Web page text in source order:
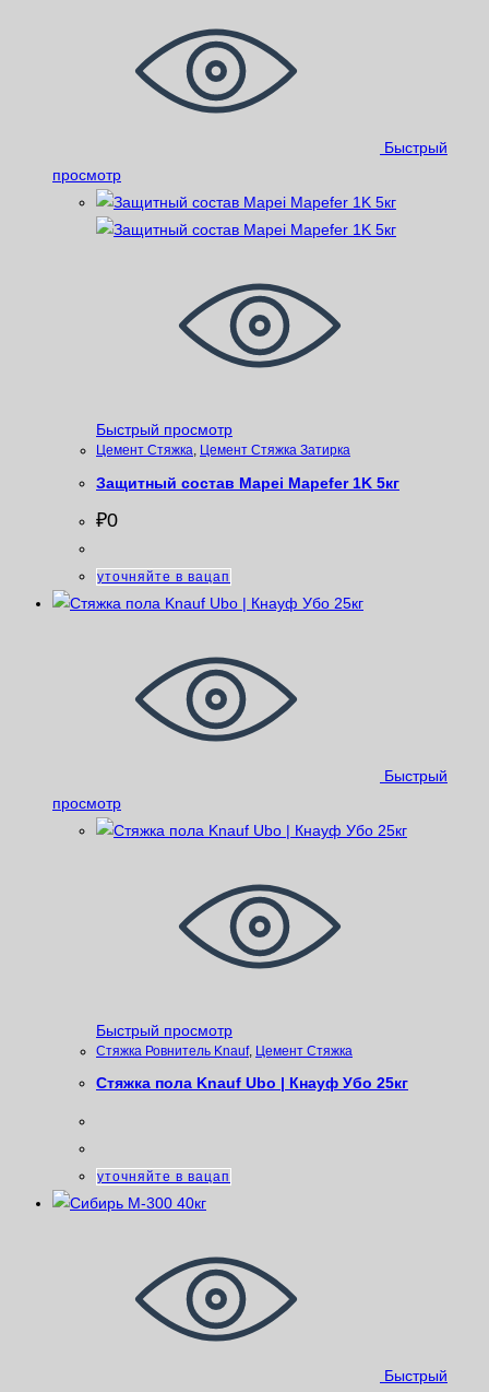
Быстрый
просмотр
Быстрый просмотр
Цемент Стяжка, Цемент Стяжка Затирка
Защитный состав Mapei Mapefer 1K 5кг
₽0
уточняйте в вацап
Быстрый
просмотр
Быстрый просмотр
Стяжка Ровнитель Knauf, Цемент Стяжка
Стяжка пола Knauf Ubo | Кнауф Убо 25кг
уточняйте в вацап
Быстрый